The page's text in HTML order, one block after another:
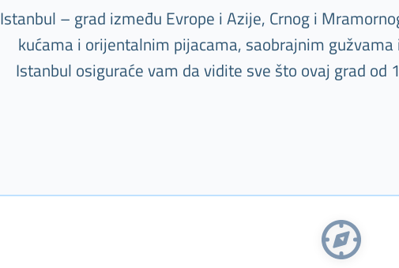
Istanbul – grad između Evrope i Azije, Crnog i
kućama i orijentalnim pijacama, saobrajnim
Istanbul osiguraće vam da vidite sve što ovaj grad